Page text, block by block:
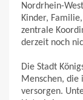
Nordrhein-
Kinder,
zentrale
derzeit noch
Die Stadt
Menschen, die
versorgen.